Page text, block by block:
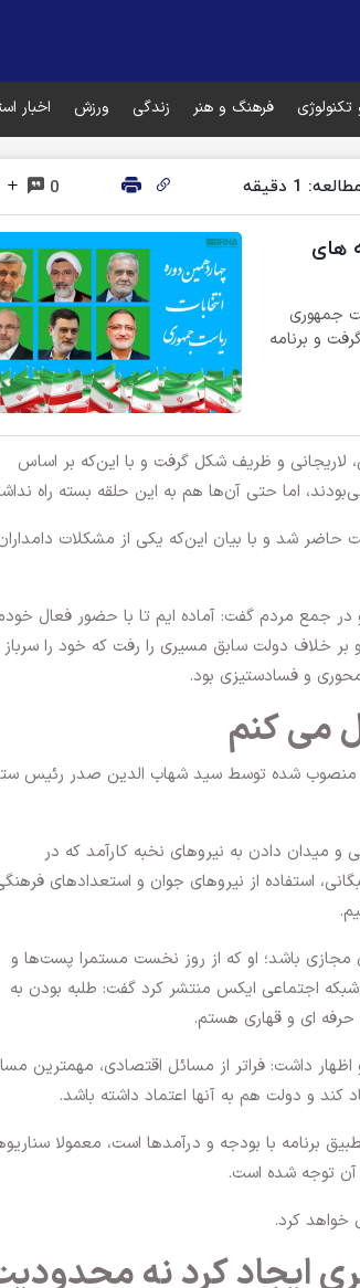
فرهنگ و هنر زندگی ورزش اخبار
1 دقیقه 0
های
جمهوری
و برنامه
لاریجانی و ظریف شکل گرفت و با این‌که بر اساس
اما حتی آن‌ها هم به این حلقه بسته راه
شد و با بیان این‌که یکی از مشکلات
در جمع مردم گفت: آماده ایم تا با حضور فعال
خلاف دولت سابق مسیری را رفت که خود را سرباز
و فسادستیزی بود.
می کنم
منصوب شده توسط سید شهاب الدین صدر رئیس
و میدان دادن به نیروهای نخبه کارآمد که در
استفاده از نیروهای جوان و استعدادهای
باشد؛ او که از روز نخست مستمرا پست‌ها و
اجتماعی ایکس منتشر کرد گفت: طلبه بودن به
حرفه ای و قهاری هستم.
داشت: فراتر از مسائل اقتصادی، مهمترین
و دولت هم به آنها اعتماد داشته باشد.
برنامه با بودجه و درآمدها است، معمولا
آن توجه شده است.
خواهد کرد.
ایجاد کرد نه